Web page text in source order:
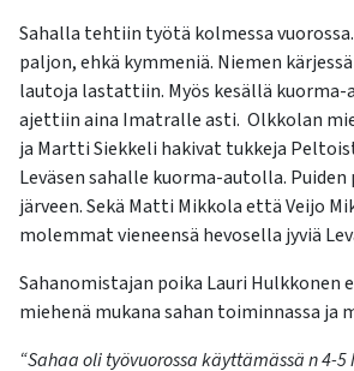
Sahalla tehtiin työtä kolmessa
paljon, ehkä kymmeniä. Niemen
lautoja lastattiin. Myös kesällä
ajettiin aina Imatralle asti. Olkkolan
ja Martti Siekkeli hakivat tukkeja
Leväsen sahalle kuorma-autolla.
järveen. Sekä Matti Mikkola että Veijo
molemmat vieneensä hevosella jyviä
Sahanomistajan poika Lauri Hulkkonen
miehenä mukana sahan toiminnassa ja
“Sahaa oli työvuorossa käyttämässä n 4-